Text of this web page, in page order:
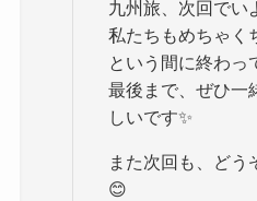
九州旅、次回でい
私たちもめちゃく
という間に終わっ
最後まで、ぜひ一
しいです✨
また次回も、どう
😊